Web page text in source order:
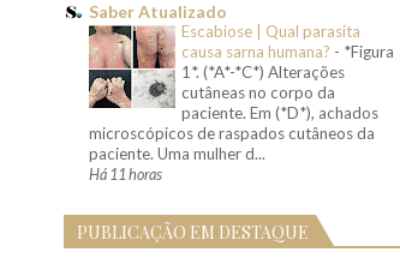
Saber Atualizado
Escabiose | Qual parasita
causa sarna humana? - *Figura
1*. (*A*-*C*) Alterações
cutâneas no corpo da
paciente. Em (*D*), achados
microscópicos de raspados cutâneos da
paciente. Uma mulher d...
Há 11 horas
PUBLICAÇÃO EM DESTAQUE